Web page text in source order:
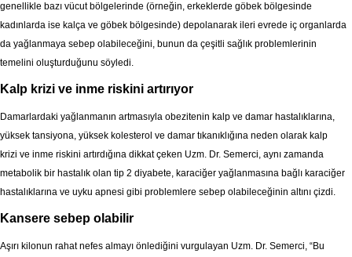
genellikle bazı vücut bölgelerinde (örneğin, erkeklerde göbek bölgesinde
kadınlarda ise kalça ve göbek bölgesinde) depolanarak ileri evrede iç organlarda
da yağlanmaya sebep olabileceğini, bunun da çeşitli sağlık problemlerinin
temelini oluşturduğunu söyledi.
Kalp krizi ve inme riskini artırıyor
Damarlardaki yağlanmanın artmasıyla obezitenin kalp ve damar hastalıklarına,
yüksek tansiyona, yüksek kolesterol ve damar tıkanıklığına neden olarak kalp
krizi ve inme riskini artırdığına dikkat çeken Uzm. Dr. Semerci, aynı zamanda
metabolik bir hastalık olan tip 2 diyabete, karaciğer yağlanmasına bağlı karaciğer
hastalıklarına ve uyku apnesi gibi problemlere sebep olabileceğinin altını çizdi.
Kansere sebep olabilir
Aşırı kilonun rahat nefes almayı önlediğini vurgulayan Uzm. Dr. Semerci, “Bu